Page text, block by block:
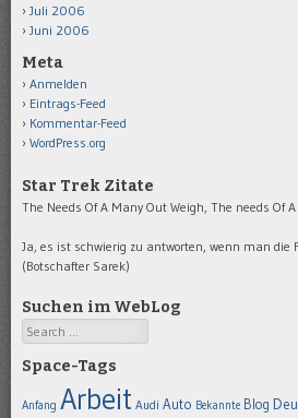
Juli 2006
Juni 2006
Meta
Anmelden
Eintrags-Feed
Kommentar-Feed
WordPress.org
Star Trek Zitate
The Needs Of A Many Out Weigh, The needs Of
Ja, es ist schwierig zu antworten, wenn man die
(Botschafter Sarek)
Suchen im WebLog
Search
Space-Tags
Anfang Arbeit Audi Auto Bekannte Blog